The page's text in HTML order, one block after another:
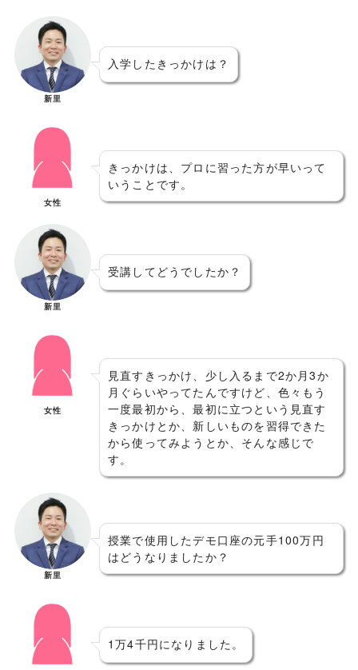
新里
入学したきっかけは？
女性
きっかけは、プロに習った方が早いって
いうことです。
新里
受講してどうでしたか？
女性
見直すきっかけ、少し入るまで2か月3か
月ぐらいやってたんですけど、色々もう
一度最初から、最初に立つという見直す
きっかけとか、新しいものを習得できた
から使ってみようとか、そんな感じで
す。
新里
授業で使用したデモ口座の元手100万円
はどうなりましたか？
1万4千円になりました。